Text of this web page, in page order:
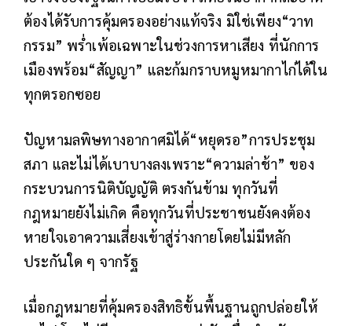
ต้องได้รับการคุ้มครองอย่างแท้จริง มิใช่เพียง“วาท
กรรม” พร่ำเพ้อเฉพาะในช่วงการหาเสียง ที่นักการ
เมืองพร้อม“สัญญา” และก้มกราบหมูหมากาไก่ได้ใน
ทุกตรอกซอย
ปัญหามลพิษทางอากาศมิได้“หยุดรอ”การประชุม
สภา และไม่ได้เบาบางลงเพราะ“ความล่าช้า” ของ
กระบวนการนิติบัญญัติ ตรงกันข้าม ทุกวันที่
กฎหมายยังไม่เกิด คือทุกวันที่ประชาชนยังคงต้อง
หายใจเอาความเสี่ยงเข้าสู่ร่างกายโดยไม่มีหลัก
ประกันใด ๆ จากรัฐ
เมื่อกฎหมายที่คุ้มครองสิทธิขั้นพื้นฐานถูกปล่อยให้